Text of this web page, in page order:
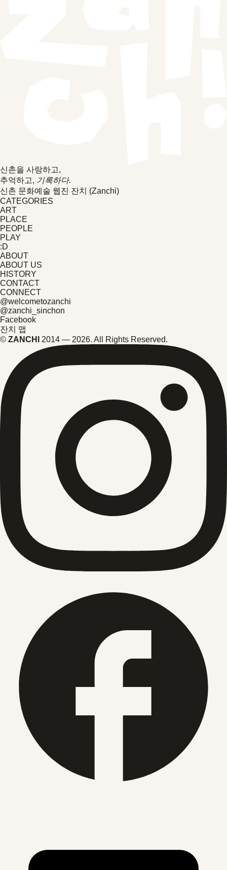
신촌을 사랑하고,
추억하고, 기록하다.
신촌 문화예술 웹진 잔치 (Zanchi)
CATEGORIES
ART
PLACE
PEOPLE
PLAY
:D
ABOUT
ABOUT US
HISTORY
CONTACT
CONNECT
@welcometozanchi
@zanchi_sinchon
Facebook
잔치 맵
© ZANCHI 2014 — 2026. All Rights Reserved.